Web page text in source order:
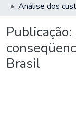
Publicação:
Brasil